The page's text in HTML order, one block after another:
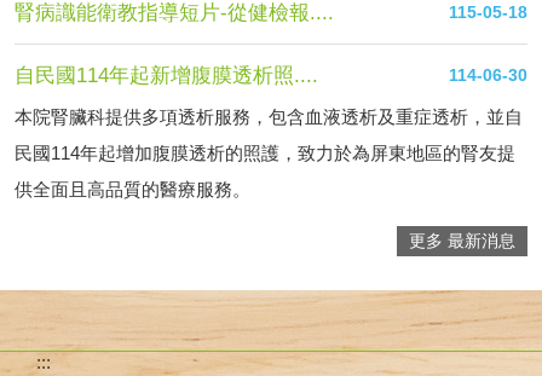
115-05-18
腎病識能衛教指導短片-從健檢報....
114-06-30
自民國114年起新增腹膜透析照....
本院腎臟科提供多項透析服務，包含血液透析及重症透析，並自
民國114年起增加腹膜透析的照護，致力於為屏東地區的腎友提
供全面且高品質的醫療服務。
更多 最新消息
:::